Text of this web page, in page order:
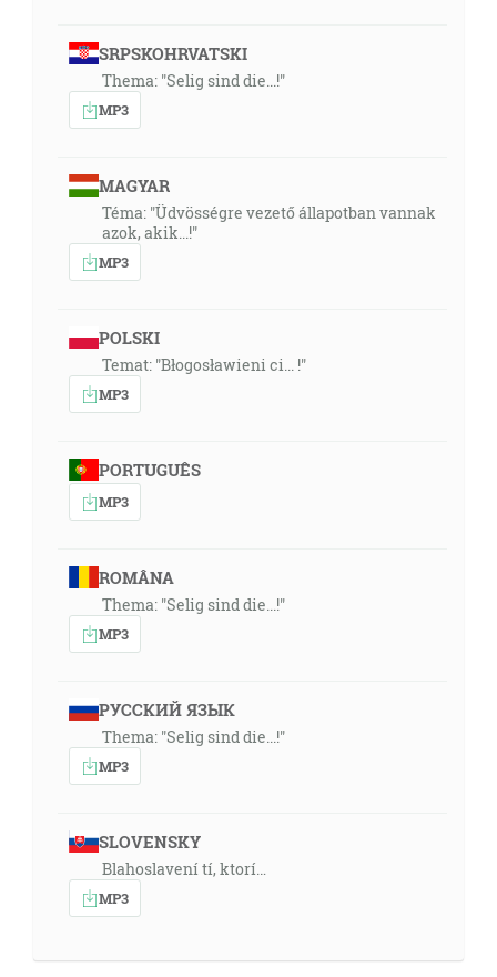
SRPSKOHRVATSKI
Thema: "Selig sind die...!"
MP3
MAGYAR
Téma: "Üdvösségre vezető állapotban vannak
azok, akik...!"
MP3
POLSKI
Temat: "Błogosławieni ci... !"
MP3
PORTUGUÊS
MP3
ROMÂNA
Thema: "Selig sind die...!"
MP3
РУССКИЙ ЯЗЫК
Thema: "Selig sind die...!"
MP3
SLOVENSKY
Blahoslavení tí, ktorí…
MP3